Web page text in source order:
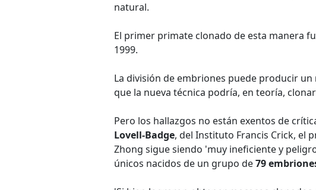
natural.
El primer primate clonado de esta manera
1999.
La división de embriones puede producir
que la nueva técnica podría, en teoría,
Pero los hallazgos no están exentos de
Lovell-Badge, del Instituto Francis Crick, el
Zhong sigue siendo 'muy ineficiente y
únicos nacidos de un grupo de79